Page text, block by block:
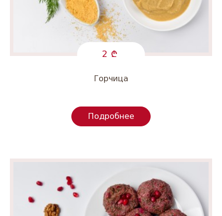
2
Горчица
Подробнее